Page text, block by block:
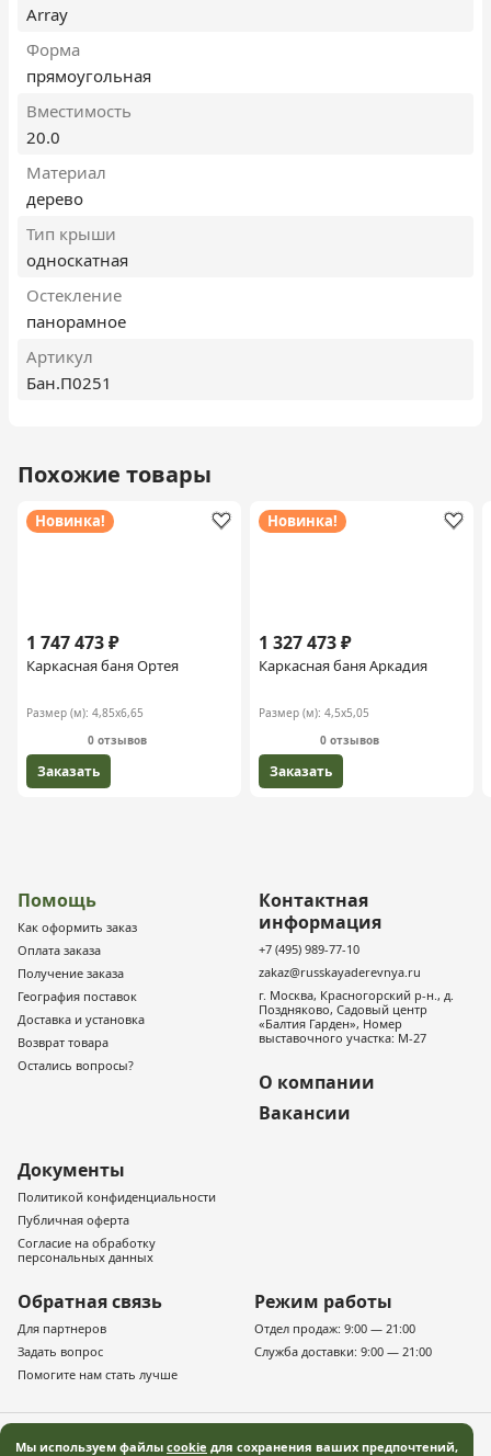
Array
Форма
прямоугольная
Вместимость
20.0
Материал
дерево
Тип крыши
односкатная
Остекление
панорамное
Артикул
Бан.П0251
Похожие товары
Новинка!
1 747 473 ₽
Каркасная баня Ортея
Размер (м): 4,85х6,65
0 отзывов
Заказать
Новинка!
1 327 473 ₽
Каркасная баня Аркадия
Размер (м): 4,5х5,05
0 отзывов
Заказать
Помощь
Как оформить заказ
Оплата заказа
Получение заказа
География поставок
Доставка и установка
Возврат товара
Остались вопросы?
Контактная
информация
+7 (495) 989-77-10
zakaz@russkayaderevnya.ru
г. Москва, Красногорский р-н., д.
Поздняково, Садовый центр
«Балтия Гарден», Номер
выставочного участка: М-27
О компании
Вакансии
Документы
Политикой конфиденциальности
Публичная оферта
Согласие на обработку
персональных данных
Обратная связь
Для партнеров
Задать вопрос
Помогите нам стать лучше
Режим работы
Отдел продаж: 9:00 — 21:00
Служба доставки: 9:00 — 21:00
Мы используем файлы cookie для сохранения ваших предпочтений,